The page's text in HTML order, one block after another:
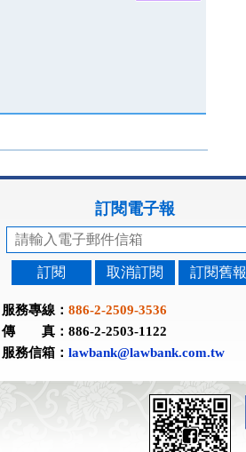
訂閱電子報
訂閱 取消訂閱 訂閱舊報
服務專線： 886-2-2509-3536
傳 真：886-2-2503-1122
服務信箱： lawbank@lawbank.com.tw